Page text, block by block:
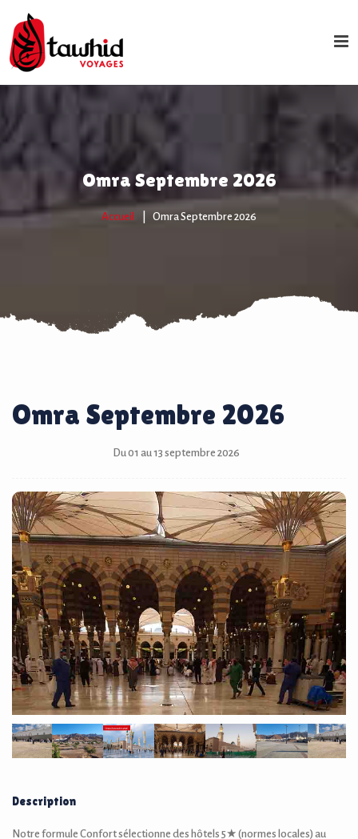
Omra Septembre 2026
Accueil Omra Septembre 2026
Omra Septembre 2026
Du 01 au 13 septembre 2026
Description
Notre formule Confort sélectionne des hôtels 5★ (normes locales) au